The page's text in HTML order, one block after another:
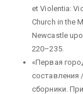
et Violentia:
Church in the
Newcastle
220–235.
«Первая
составления
сборники.